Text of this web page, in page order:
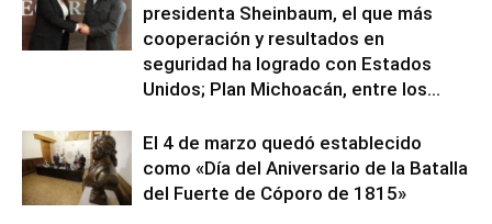
presidenta Sheinbaum, el que más
cooperación y resultados en
seguridad ha logrado con Estados
Unidos; Plan Michoacán, entre los...
El 4 de marzo quedó establecido
como «Día del Aniversario de la Batalla
del Fuerte de Cóporo de 1815»